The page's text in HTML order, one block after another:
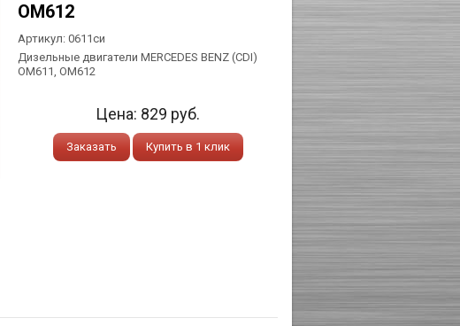
ОМ612
Артикул: 0611си
Дизельные двигатели MERCEDES BENZ (CDI)
ОМ611, ОМ612
Цена: 829 руб.
Заказать Купить в 1 клик